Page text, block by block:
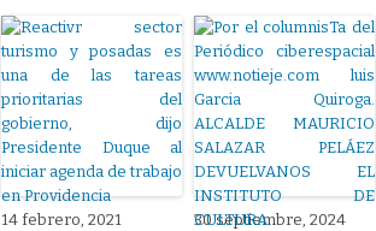
14 febrero, 2021
30 septiembre, 2024